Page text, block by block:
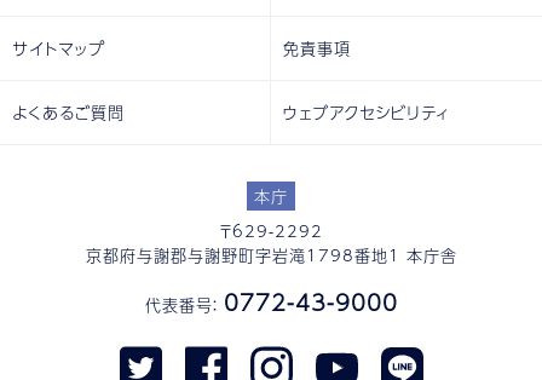
本庁
〒629-2292
京都府与謝郡与謝野町字岩滝1798番地1 本庁舎
代表番号： 0772-43-9000
サイトマップ 免責事項
よくあるご質問 ウェブアクセシビリティ